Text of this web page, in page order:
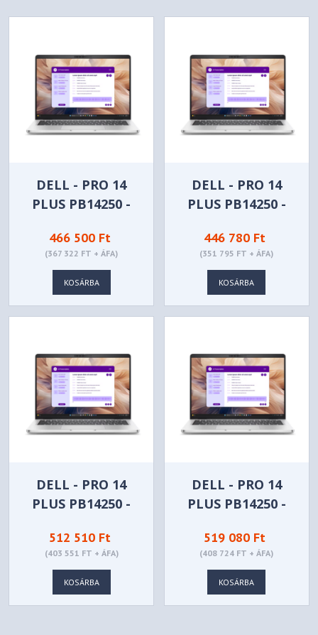
DELL - PRO 14
PLUS PB14250 -
466 500 Ft
(367 322 FT + ÁFA)
KOSÁRBA
DELL - PRO 14
PLUS PB14250 -
446 780 Ft
(351 795 FT + ÁFA)
KOSÁRBA
DELL - PRO 14
PLUS PB14250 -
512 510 Ft
(403 551 FT + ÁFA)
KOSÁRBA
DELL - PRO 14
PLUS PB14250 -
519 080 Ft
(408 724 FT + ÁFA)
KOSÁRBA